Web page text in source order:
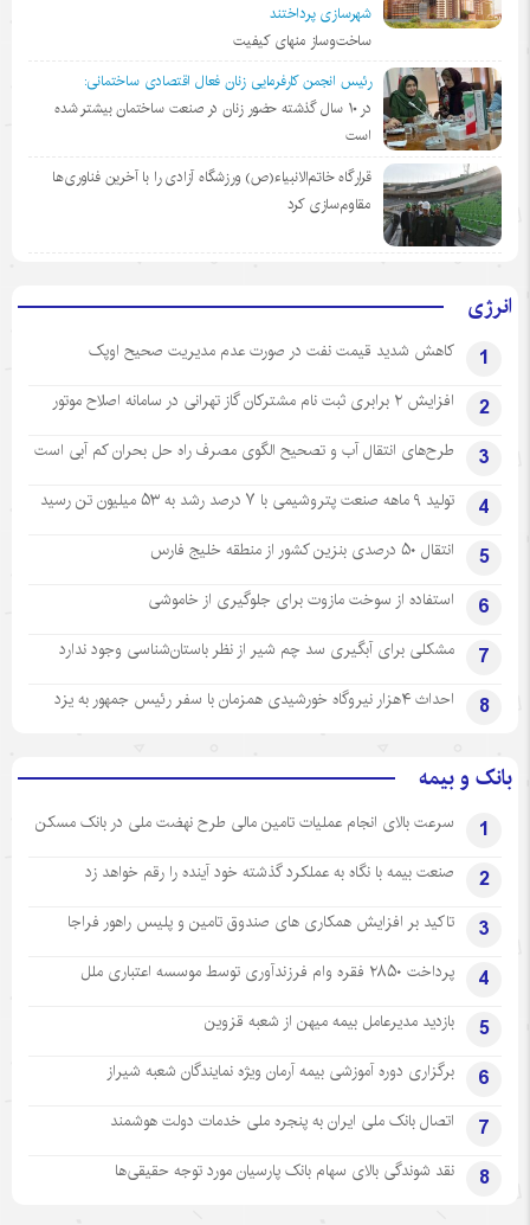
شهرسازی پرداختند
ساخت‌وساز منهای کیفیت
رئیس انجمن کارفرمایی زنان فعال اقتصادی ساختمانی:
در ١٠ سال گذشته حضور زنان در صنعت ساختمان بیشتر شده
است
قرارگاه خاتم‌الانبیاء(ص) ورزشگاه آزادی را با آخرین فناوری‌ها
مقاوم‌سازی کرد
انرژی
1 کاهش شدید قیمت نفت در صورت عدم مدیریت صحیح اوپک
2 افزایش ۲ برابری ثبت نام مشترکان گاز تهرانی‌ در سامانه اصلاح موتور
3 طرح‌های انتقال آب و تصحیح الگوی مصرف راه حل بحران کم آبی است
4 تولید ۹ ماهه صنعت پتروشیمی با ۷ درصد رشد به ۵۳ میلیون تن رسید
5 انتقال ۵۰ درصدی بنزین کشور از منطقه خلیج فارس
6 استفاده از سوخت مازوت برای جلوگیری از خاموشی
7 مشکلی برای آبگیری سد چم شیر از نظر باستان‌شناسی وجود ندارد
8 احداث ۴هزار نیروگاه خورشیدی همزمان با سفر رئیس جمهور به یزد
بانک و بیمه
1 سرعت بالای انجام عملیات تامین مالی طرح نهضت ملی در بانک مسکن
2 صنعت بیمه با نگاه به عملکرد گذشته خود آینده را رقم خواهد زد
3 تاکید بر افزایش همکاری های صندوق تامین و پلیس راهور فراجا
4 پرداخت ۲۸۵۰ فقره وام فرزندآوری توسط موسسه اعتباری ملل
5 بازدید مدیرعامل بیمه میهن از شعبه قزوین
6 برگزاری دوره آموزشی بیمه آرمان ویژه نمایندگان شعبه شیراز
7 اتصال بانک ملی ایران به پنجره ملی خدمات دولت هوشمند
8 نقد شوندگی بالای سهام بانک پارسیان مورد توجه حقیقی‌ها